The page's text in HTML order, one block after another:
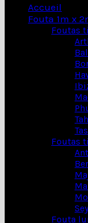
Accueil
Fouta 1m x
Foutas
Foutas
Fouta